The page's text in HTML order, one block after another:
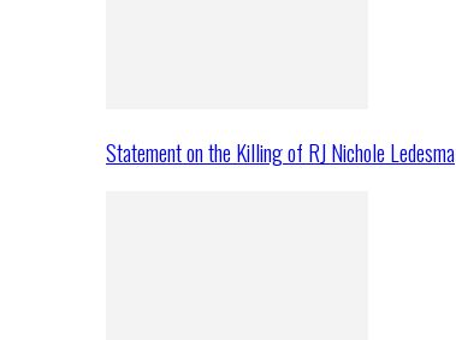
Statement on the Killing of RJ Nichole Ledesma